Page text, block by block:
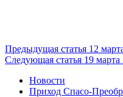
Продолжить
чтение
Предыдущая статья 12
Следующая статья 19
Новости
Приход Спасо-